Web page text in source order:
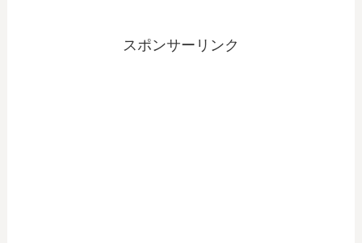
スポンサーリンク